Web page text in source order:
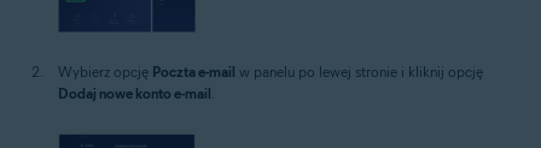
Wybierz opcję Poczta e-mail w panelu po lewej stronie i kliknij opcję
Dodaj nowe konto e-mail.